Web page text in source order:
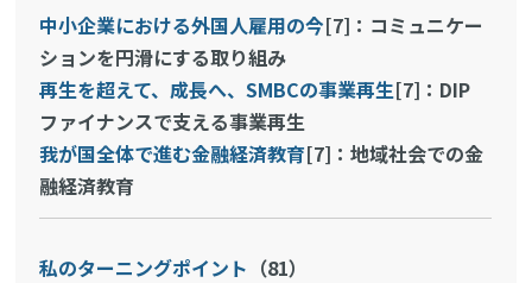
中小企業における外国人雇用の今[7]：コミュニケー
ションを円滑にする取り組み
再生を超えて、成長へ、SMBCの事業再生[7]：DIP
ファイナンスで支える事業再生
我が国全体で進む金融経済教育[7]：地域社会での金
融経済教育
私のターニングポイント （81）